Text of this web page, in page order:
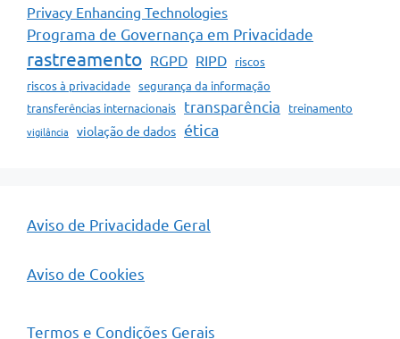
Privacy Enhancing Technologies
Programa de Governança em Privacidade
rastreamento RGPD RIPD riscos
riscos à privacidade segurança da informação
transferências internacionais transparência treinamento
vigilância violação de dados ética
Aviso de Privacidade Geral
Aviso de Cookies
Termos e Condições Gerais